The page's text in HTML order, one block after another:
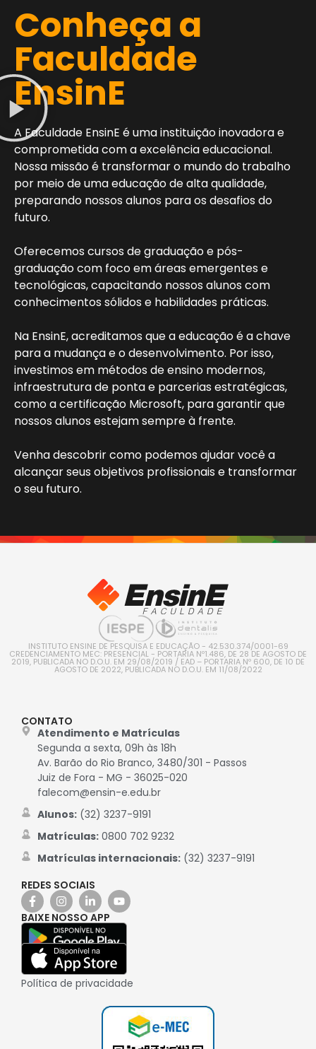
Conheça a
Faculdade
EnsinE
A Faculdade EnsinE é uma instituição inovadora e
comprometida com a excelência educacional.
Nossa missão é transformar o mundo do trabalho
por meio de uma educação de alta qualidade,
preparando nossos alunos para os desafios do
futuro.
Oferecemos cursos de graduação e pós-
graduação com foco em áreas emergentes e
tecnológicas, capacitando nossos alunos com
conhecimentos sólidos e habilidades práticas.
Na EnsinE, acreditamos que a educação é a chave
para a mudança e o desenvolvimento. Por isso,
investimos em métodos de ensino modernos,
infraestrutura de ponta e parcerias estratégicas,
como a certificação Microsoft, para garantir que
nossos alunos estejam sempre à frente.
Venha descobrir como podemos ajudar você a
alcançar seus objetivos profissionais e transformar
o seu futuro.
INSTITUTO ENSINE DE PESQUISA E EDUCAÇÃO - 42.530.374/0001-69
CREDENCIAMENTO MEC: PRESENCIAL - PORTARIA Nº1.486, DE 28 DE AGOSTO DE
2019, PUBLICADA NO D.O.U. EM 29/08/2019 / EAD – PORTARIA Nº 600, DE 10 DE
AGOSTO DE 2022, PUBLICADA NO D.O.U. EM 11/08/2022
CONTATO
Atendimento e Matrículas
Segunda a sexta, 09h às 18h
Av. Barão do Rio Branco, 3480/301 - Passos
Juiz de Fora - MG - 36025-020
falecom@ensin-e.edu.br
Alunos:(32) 3237-9191
Matrículas:0800 702 9232
Matrículas internacionais:(32) 3237-9191
REDES SOCIAIS
BAIXE NOSSO APP
Política de privacidade